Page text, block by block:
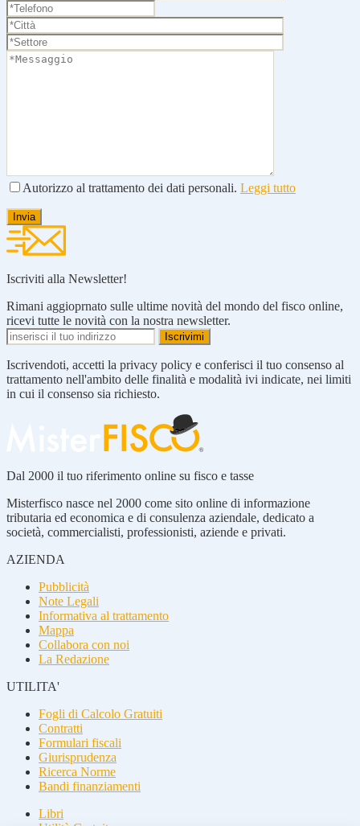
Autorizzo al trattamento dei dati personali. Leggi tutto
Iscriviti alla Newsletter!
Rimani aggioprnato sulle ultime novità del mondo del fisco online,
ricevi tutte le novità con la nostra newsletter.
Iscrivendoti, accetti la privacy policy e conferisci il tuo consenso al
trattamento nell'ambito delle finalità e modalità ivi indicate, nei limiti
in cui il consenso sia richiesto.
Dal 2000 il tuo riferimento online su fisco e tasse
Misterfisco nasce nel 2000 come sito online di informazione
tributaria ed economica e di consulenza aziendale, dedicato a
società, commercialisti, professionisti, aziende e privati.
AZIENDA
Pubblicità
Note Legali
Informativa al trattamento
Mappa
Collabora con noi
La Redazione
UTILITA'
Fogli di Calcolo Gratuiti
Contratti
Formulari fiscali
Giurisprudenza
Ricerca Norme
Bandi finanziamenti
Libri